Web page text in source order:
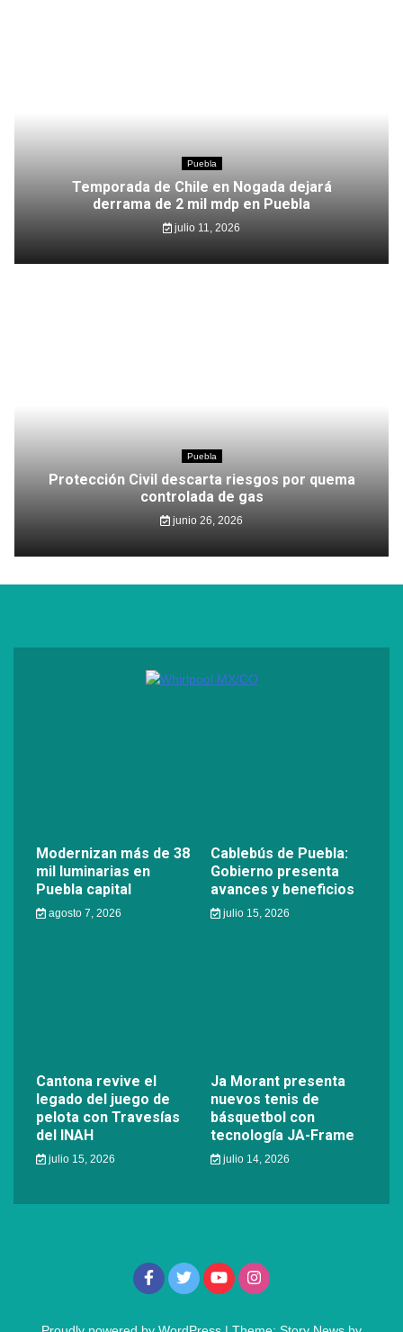
Puebla
Temporada de Chile en Nogada dejará
derrama de 2 mil mdp en Puebla
julio 11, 2026
Puebla
Protección Civil descarta riesgos por quema
controlada de gas
junio 26, 2026
Modernizan más de 38
mil luminarias en
Puebla capital
agosto 7, 2026
Cablebús de Puebla:
Gobierno presenta
avances y beneficios
julio 15, 2026
Cantona revive el
legado del juego de
pelota con Travesías
del INAH
julio 15, 2026
Ja Morant presenta
nuevos tenis de
básquetbol con
tecnología JA-Frame
julio 14, 2026